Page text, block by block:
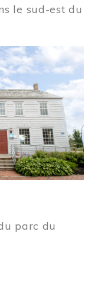
le sud-est du
parc du